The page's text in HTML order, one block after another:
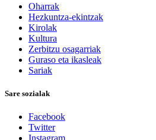
Oharrak
Hezkuntza-ekintzak
Kirolak
Kultura
Zerbitzu osagarriak
Guraso eta ikasleak
Sariak
Sare sozialak
Facebook
Twitter